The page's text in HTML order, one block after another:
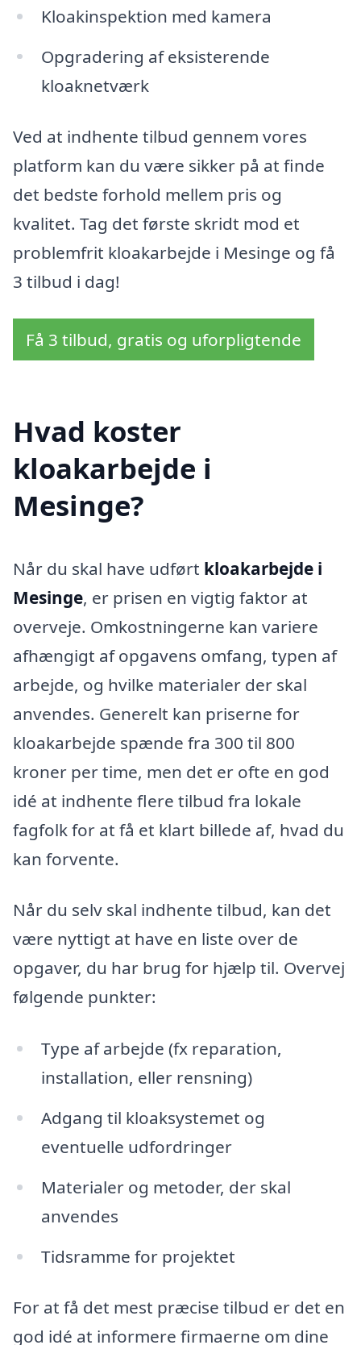
Kloakinspektion med kamera
Opgradering af eksisterende
kloaknetværk
Ved at indhente tilbud gennem vores
platform kan du være sikker på at finde
det bedste forhold mellem pris og
kvalitet. Tag det første skridt mod et
problemfrit kloakarbejde i Mesinge og få
3 tilbud i dag!
Få 3 tilbud, gratis og uforpligtende
Hvad koster
kloakarbejde i
Mesinge?
Når du skal have udført kloakarbejde i
Mesinge, er prisen en vigtig faktor at
overveje. Omkostningerne kan variere
afhængigt af opgavens omfang, typen af
arbejde, og hvilke materialer der skal
anvendes. Generelt kan priserne for
kloakarbejde spænde fra 300 til 800
kroner per time, men det er ofte en god
idé at indhente flere tilbud fra lokale
fagfolk for at få et klart billede af, hvad du
kan forvente.
Når du selv skal indhente tilbud, kan det
være nyttigt at have en liste over de
opgaver, du har brug for hjælp til. Overvej
følgende punkter:
Type af arbejde (fx reparation,
installation, eller rensning)
Adgang til kloaksystemet og
eventuelle udfordringer
Materialer og metoder, der skal
anvendes
Tidsramme for projektet
For at få det mest præcise tilbud er det en
god idé at informere firmaerne om dine